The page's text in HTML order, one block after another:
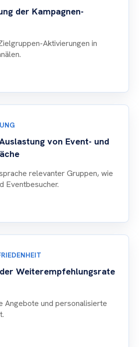
der Kampagnen-
Aktivierungen in
von Event- und
relevanter Gruppen, wie
Eventbesucher.
Weiterempfehlungsrate
Angebote und personalisierte